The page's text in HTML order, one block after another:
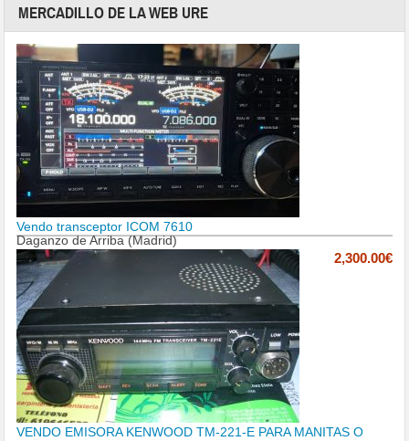
MERCADILLO DE LA WEB URE
Vendo transceptor ICOM 7610
Daganzo de Arriba (Madrid)
2,300.00€
VENDO EMISORA KENWOOD TM-221-E PARA MANITAS O